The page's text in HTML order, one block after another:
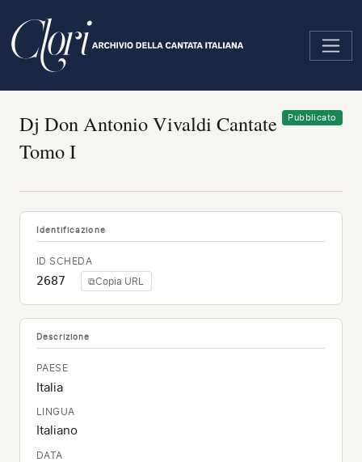
contenuto
principale
Dj Don Antonio Vivaldi Cantate
Tomo I
Pubblicato
Identificazione
ID SCHEDA
2687 ⧉Copia URL
Descrizione
PAESE
Italia
LINGUA
Italiano
DATA